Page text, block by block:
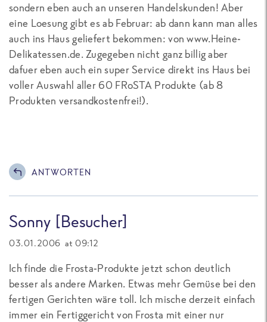
sondern eben auch an unseren Handelskunden! Aber
eine Loesung gibt es ab Februar: ab dann kann man alles
auch ins Haus geliefert bekommen: von www.Heine-
Delikatessen.de. Zugegeben nicht ganz billig aber
dafuer eben auch ein super Service direkt ins Haus bei
voller Auswahl aller 60 FRoSTA Produkte (ab 8
Produkten versandkostenfrei!).
ANTWORTEN
Sonny [Besucher]
03.01.2006 at 09:12
Ich finde die Frosta-Produkte jetzt schon deutlich
besser als andere Marken. Etwas mehr Gemüse bei den
fertigen Gerichten wäre toll. Ich mische derzeit einfach
immer ein Fertiggericht von Frosta mit einer nur